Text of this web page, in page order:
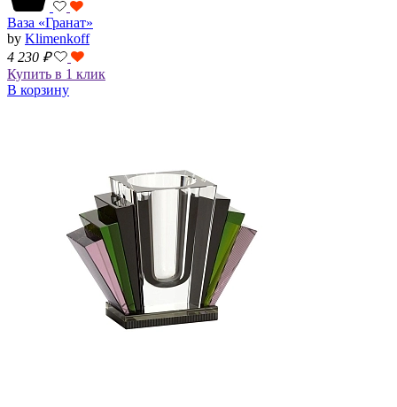
Ваза «Гранат»
by Klimenkoff
4 230 ₽
Купить в 1 клик
В корзину